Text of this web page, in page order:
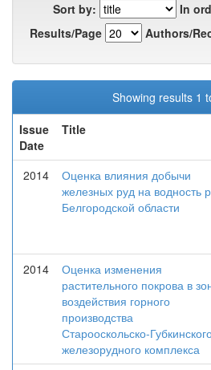
Sort by:
In
Results/Page
Authors/
Showing results 1
Issue
Date
Title
2014
Оценка влияния добычи
железных руд на водность
Белгородской области
2014
Оценка изменения
растительного покрова в
воздействия горного
производства
Старооскольско-
железорудного комплекса